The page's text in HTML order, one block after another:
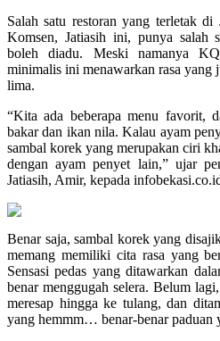
Salah satu restoran yang terletak
Komsen, Jatiasih ini, punya salah
boleh diadu. Meski namanya
minimalis ini menawarkan rasa yang
lima.
“Kita ada beberapa menu favorit,
bakar dan ikan nila. Kalau ayam
sambal korek yang merupakan ciri
dengan ayam penyet lain,” ujar
Jatiasih, Amir, kepada
Benar saja, sambal korek yang
memang memiliki cita rasa yang
Sensasi pedas yang ditawarkan
benar menggugah selera. Belum
meresap hingga ke tulang, dan
yang hemmm… benar-benar paduan